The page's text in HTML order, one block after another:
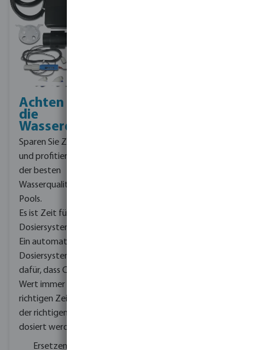
Achten SIe auf
die
Wasserqualität
Sparen Sie Zeit & Kosten
und profitieren Sie von
der besten
Wasserqualität Ihres
Pools.
Es ist Zeit für ein
Dosiersystem-Upgrade.
Ein automatisches
Dosiersystem sorgt
dafür, dass Chlor und pH-
Wert immer zum
richtigen Zeitpunkt mit
der richtigen Menge
dosiert werden.
Ersetzen Sie die